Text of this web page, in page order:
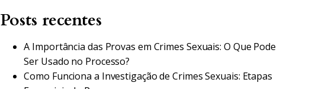
Posts recentes
A Importância das Provas em Crimes Sexuais: O Que Pode
Ser Usado no Processo?
Como Funciona a Investigação de Crimes Sexuais: Etapas